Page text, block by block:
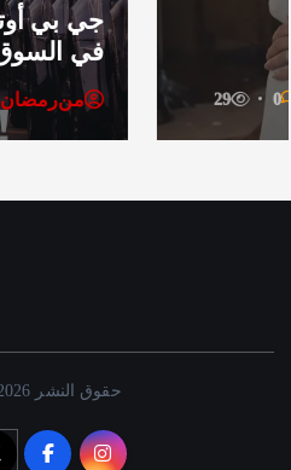
المصرية
رمضان حلمي أغسطس 6, 2026
حقوق النشر 2026 المحرر 24